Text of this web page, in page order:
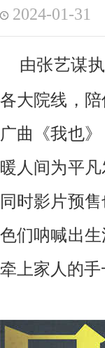
2024-01-
由张艺谋
各大院线，
广曲《我也
暖人间为平
同时影片预
色们呐喊出
牵上家人的手